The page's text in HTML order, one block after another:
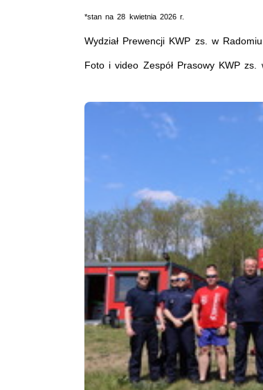
*stan na 28 kwietnia 2026 r.
Wydział Prewencji KWP zs. w Radomiu
Foto i video Zespół Prasowy KWP zs.